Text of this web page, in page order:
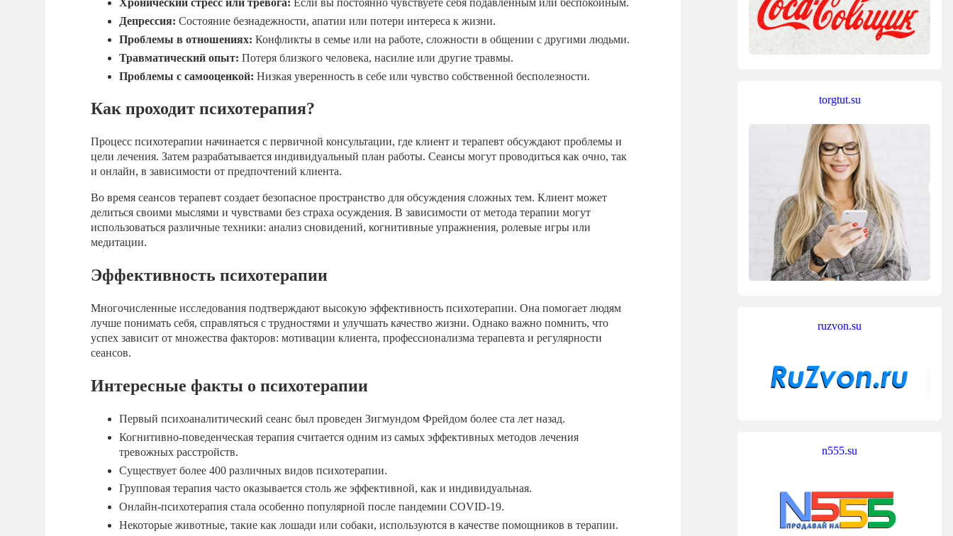
Хронический стресс или тревога: Если вы постоянно чувствуете себя подавленным или беспокойным.
Депрессия: Состояние безнадежности, апатии или потери интереса к жизни.
Проблемы в отношениях: Конфликты в семье или на работе, сложности в общении с другими людьми.
Травматический опыт: Потеря близкого человека, насилие или другие травмы.
Проблемы с самооценкой: Низкая уверенность в себе или чувство собственной бесполезности.
Как проходит психотерапия?
Процесс психотерапии начинается с первичной консультации, где клиент и терапевт обсуждают проблемы и
цели лечения. Затем разрабатывается индивидуальный план работы. Сеансы могут проводиться как очно, так
и онлайн, в зависимости от предпочтений клиента.
Во время сеансов терапевт создает безопасное пространство для обсуждения сложных тем. Клиент может
делиться своими мыслями и чувствами без страха осуждения. В зависимости от метода терапии могут
использоваться различные техники: анализ сновидений, когнитивные упражнения, ролевые игры или
медитации.
Эффективность психотерапии
Многочисленные исследования подтверждают высокую эффективность психотерапии. Она помогает людям
лучше понимать себя, справляться с трудностями и улучшать качество жизни. Однако важно помнить, что
успех зависит от множества факторов: мотивации клиента, профессионализма терапевта и регулярности
сеансов.
Интересные факты о психотерапии
Первый психоаналитический сеанс был проведен Зигмундом Фрейдом более ста лет назад.
Когнитивно-поведенческая терапия считается одним из самых эффективных методов лечения
тревожных расстройств.
Существует более 400 различных видов психотерапии.
Групповая терапия часто оказывается столь же эффективной, как и индивидуальная.
Онлайн-психотерапия стала особенно популярной после пандемии COVID-19.
Некоторые животные, такие как лошади или собаки, используются в качестве помощников в терапии.
torgtut.su
ruzvon.su
n555.su